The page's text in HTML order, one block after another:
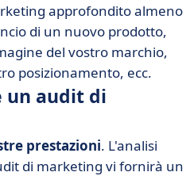
approfondito almeno
di un nuovo prodotto,
del vostro marchio,
posizionamento, ecc.
un audit di
prestazioni. L'analisi
di marketing vi fornirà un